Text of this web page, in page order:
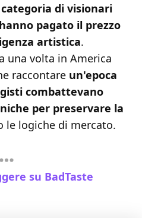
di visionari
pagato il prezzo
artistica.
una volta in America
raccontare un'epoca
combattevano
per preservare la
le logiche di mercato.
su BadTaste